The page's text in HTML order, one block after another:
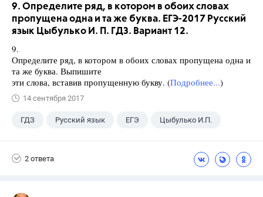
9. Определите ряд, в котором в обоих словах
пропущена одна и та же буква. ЕГЭ-2017 Русский
язык Цыбулько И. П. ГДЗ. Вариант 12.
9.
Определите ряд, в котором в обоих словах пропущена одна и
та же буква. Выпишите
эти слова, вставив пропущенную букву. (Подробнее...)
14 сентября 2017
ГДЗ Русский язык ЕГЭ Цыбулько И.П.
2 ответа